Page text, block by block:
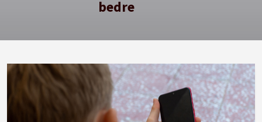
bedre